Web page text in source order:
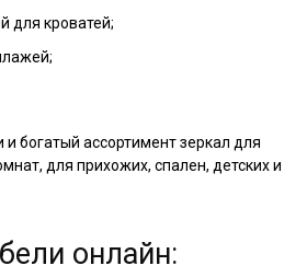
для кроватей;
богатый ассортимент зеркал для
для прихожих, спален, детских и
онлайн: